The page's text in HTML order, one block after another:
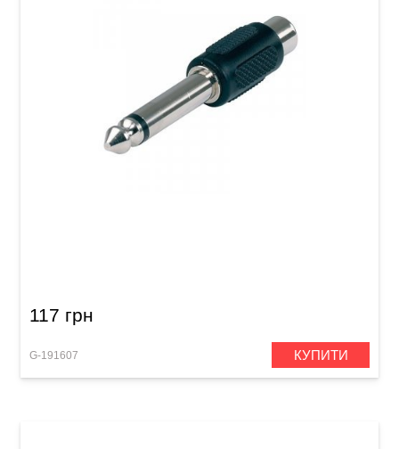
117 грн
G-191607 КУПИТИ